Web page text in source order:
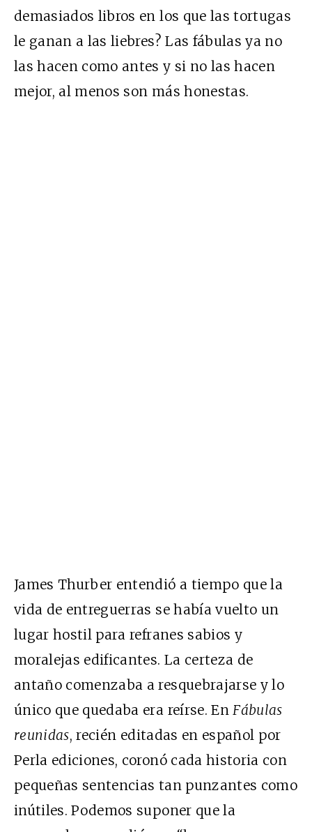
demasiados libros en los que las tortugas
le ganan a las liebres? Las fábulas ya no
las hacen como antes y si no las hacen
mejor, al menos son más honestas.
James Thurber entendió a tiempo que la
vida de entreguerras se había vuelto un
lugar hostil para refranes sabios y
moralejas edificantes. La certeza de
antaño comenzaba a resquebrajarse y lo
único que quedaba era reírse. EnFábulas
reunidas, recién editadas en español por
Perla ediciones, coronó cada historia con
pequeñas sentencias tan punzantes como
inútiles. Podemos suponer que la